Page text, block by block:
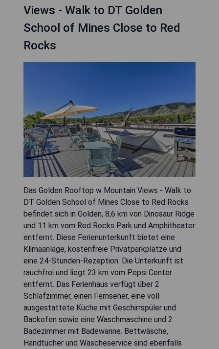
Views - Walk to DT Golden
School of Mines Close to Red
Rocks
Das Golden Rooftop w Mountain Views - Walk to
DT Golden School of Mines Close to Red Rocks
befindet sich in Golden, 8,6 km von Dinosaur Ridge
und 11 km vom Red Rocks Park und Amphitheater
entfernt. Diese Ferienunterkunft bietet eine
Klimaanlage, kostenfreie Privatparkplätze und
eine 24-Stunden-Rezeption. Die Unterkunft ist
rauchfrei und liegt 23 km vom Pepsi Center
entfernt. Das Ferienhaus verfügt über 2
Schlafzimmer, einen Fernseher, eine voll
ausgestattete Küche mit Geschirrspüler und
Backofen sowie eine Waschmaschine und 2
Badezimmer mit Badewanne. Bettwäsche,
Handtücher und Wäscheservice sind ebenfalls